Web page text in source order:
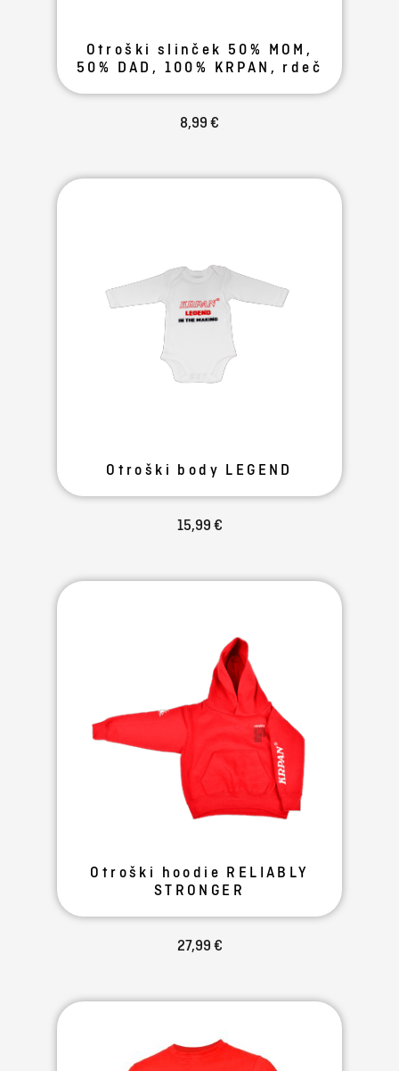
Otroški slinček 50% MOM,
50% DAD, 100% KRPAN, rdeč
8,99 €
Otroški body LEGEND
15,99 €
Otroški hoodie RELIABLY
STRONGER
27,99 €